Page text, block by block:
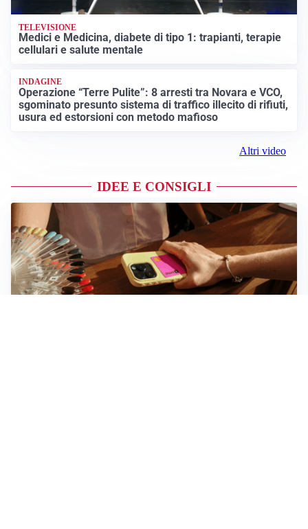
TELEVISIONE
Medici e Medicina, diabete di tipo 1: trapianti, terapie
cellulari e salute mentale
INDAGINE
Operazione “Terre Pulite”: 8 arresti tra Novara e VCO,
sgominato presunto sistema di traffico illecito di rifiuti,
usura ed estorsioni con metodo mafioso
Altri video
IDEE E CONSIGLI